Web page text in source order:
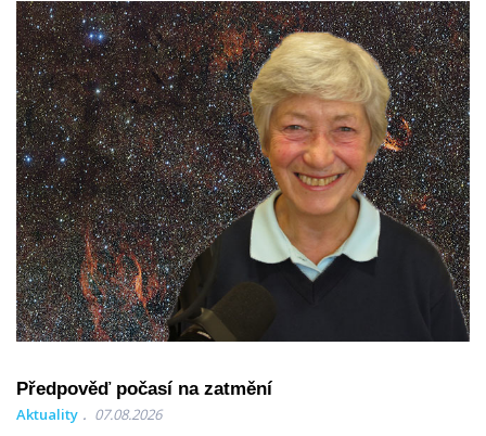
Předpověď počasí na zatmění
Aktuality 07.08.2026